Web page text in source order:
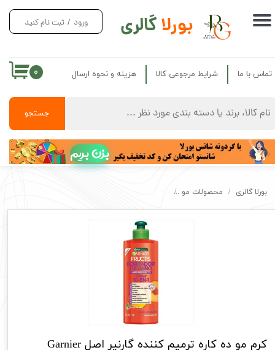
بورلاگالری
جستجو
ورود / ثبت نام کنید
حساب کاربری من
سفارشات
خروج از حساب کاربری
۰ تماس با ما شرایط مرجوعی کالا هزینه و نحوه ارسال
بزن بریم
بورلا گالری محصولات مو
کرم مو ده کاره ترمیم کننده گارنیر اصل Garnier